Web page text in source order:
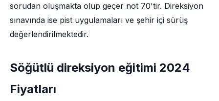
sorudan oluşmakta olup geçer not 70'tir. Direksiyon
sınavında ise pist uygulamaları ve şehir içi sürüş
değerlendirilmektedir.
Söğütlü direksiyon eğitimi 2024
Fiyatları